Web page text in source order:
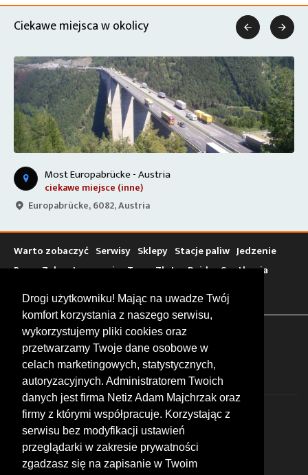
Drogi użytkowniku! Mając na uwadze Twój
komfort korzystania z naszego serwisu,
wykorzystujemy pliki cookies oraz
przetwarzamy Twoje dane osobowe w
celach marketingowych, statystycznych,
autoryzacyjnych. Administratorem Twoich
danych jest firma Netiz Adam Majchrzak oraz
firmy z którymi współpracuje. Korzystając z
serwisu bez modyfikacji ustawień
przeglądarki w zakresie prywatności
zgadzasz się na zapisanie w Twoim
Ciekawe miejsca w okolicy
Most Europabrücke - Austria
ciekawe miejsce (inne)
Europabrücke, 6082, Austria
 
Warto zobaczyć Serwisy Sklepy Stacje paliw Jedzenie
Bary Zakwaterowanie Tory Zloty Rajdy Spotkania
Targi
Giełdy Szkolenia
FOLLOW US
© 2026 by MotoWhizzer.com